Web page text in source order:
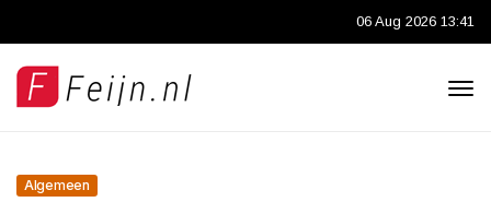
06 Aug 2026 13:41
Algemeen